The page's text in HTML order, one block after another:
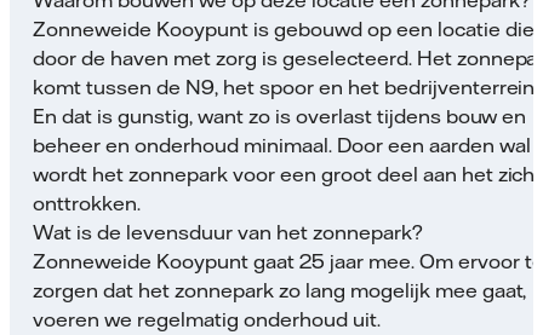
Zonneweide Kooypunt is gebouwd op een locatie die
door de haven met zorg is geselecteerd. Het
komt tussen de N9, het spoor en het bedrijventerrein.
En dat is gunstig, want zo is overlast tijdens bouw en
beheer en onderhoud minimaal. Door een aarden wal
wordt het zonnepark voor een groot deel aan het zicht
onttrokken.
Wat is de levensduur van het zonnepark?
Zonneweide Kooypunt gaat 25 jaar mee. Om ervoor te
zorgen dat het zonnepark zo lang mogelijk mee gaat,
voeren we regelmatig onderhoud uit.